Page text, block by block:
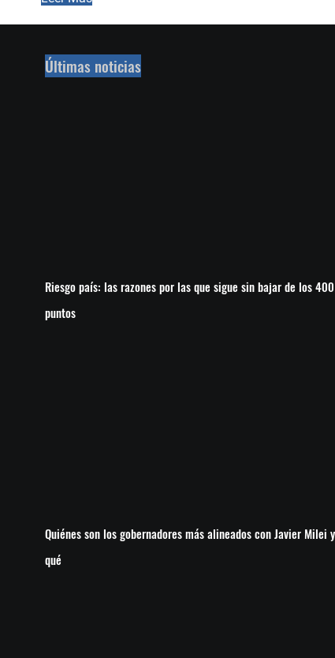
Últimas noticias
Riesgo país: las razones por las que sigue sin bajar de los 400
puntos
Quiénes son los gobernadores más alineados con Javier Milei
qué